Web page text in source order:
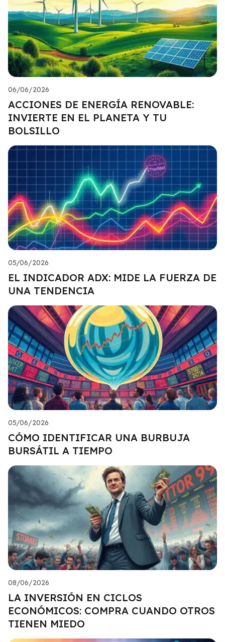
06/06/2026
ACCIONES DE ENERGÍA RENOVABLE:
INVIERTE EN EL PLANETA Y TU
BOLSILLO
05/06/2026
EL INDICADOR ADX: MIDE LA FUERZA DE
UNA TENDENCIA
05/06/2026
CÓMO IDENTIFICAR UNA BURBUJA
BURSÁTIL A TIEMPO
08/06/2026
LA INVERSIÓN EN CICLOS
ECONÓMICOS: COMPRA CUANDO OTROS
TIENEN MIEDO